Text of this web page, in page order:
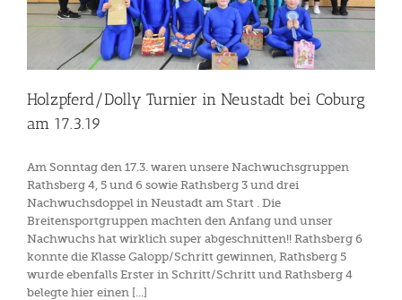
Holzpferd/Dolly Turnier in Neustadt bei Coburg
am 17.3.19
Am Sonntag den 17.3. waren unsere Nachwuchsgruppen
Rathsberg 4, 5 und 6 sowie Rathsberg 3 und drei
Nachwuchsdoppel in Neustadt am Start . Die
Breitensportgruppen machten den Anfang und unser
Nachwuchs hat wirklich super abgeschnitten!! Rathsberg 6
konnte die Klasse Galopp/Schritt gewinnen, Rathsberg 5
wurde ebenfalls Erster in Schritt/Schritt und Rathsberg 4
belegte hier einen [...]